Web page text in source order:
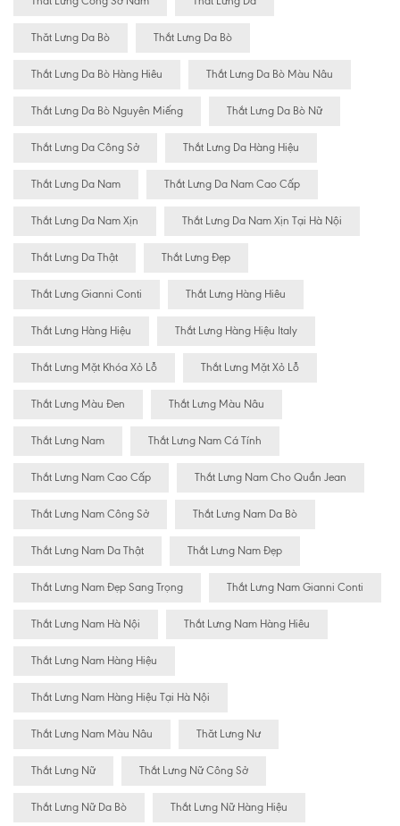
Thăt Lưng Da Bò Thắt Lưng Da Bò
Thắt Lưng Da Bò Hàng Hiêu Thắt Lưng Da Bò Màu Nâu
Thắt Lưng Da Bò Nguyên Miếng Thắt Lưng Da Bò Nữ
Thắt Lưng Da Công Sở Thắt Lưng Da Hàng Hiệu
Thắt Lưng Da Nam Thắt Lưng Da Nam Cao Cấp
Thắt Lưng Da Nam Xịn Thắt Lưng Da Nam Xịn Tại Hà Nội
Thắt Lưng Da Thật Thắt Lưng Đẹp
Thắt Lưng Gianni Conti Thắt Lưng Hàng Hiêu
Thắt Lưng Hàng Hiệu Thắt Lưng Hàng Hiệu Italy
Thắt Lưng Mặt Khóa Xỏ Lỗ Thắt Lưng Mặt Xỏ Lỗ
Thắt Lưng Màu Đen Thắt Lưng Màu Nâu
Thắt Lưng Nam Thắt Lưng Nam Cá Tính
Thắt Lưng Nam Cao Cấp Thắt Lưng Nam Cho Quần Jean
Thắt Lưng Nam Công Sở Thắt Lưng Nam Da Bò
Thắt Lưng Nam Da Thật Thắt Lưng Nam Đẹp
Thắt Lưng Nam Đẹp Sang Trọng Thắt Lưng Nam Gianni Conti
Thắt Lưng Nam Hà Nội Thắt Lưng Nam Hàng Hiêu
Thắt Lưng Nam Hàng Hiệu
Thắt Lưng Nam Hàng Hiệu Tại Hà Nội
Thắt Lưng Nam Màu Nâu Thăt Lưng Nư
Thắt Lưng Nữ Thắt Lưng Nữ Công Sở
Thắt Lưng Nữ Da Bò Thắt Lưng Nữ Hàng Hiệu